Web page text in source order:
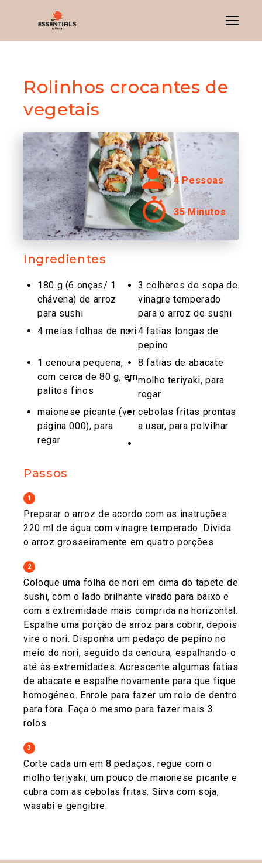
Menu
Rolinhos crocantes de
vegetais
4 Pessoas
35 Minutos
Ingredientes
180 g (6 onças/ 1
chávena) de arroz
para sushi
3 colheres de sopa de
vinagre temperado
para o arroz de sushi
4 meias folhas de nori4 fatias longas de
pepino
1 cenoura pequena,
com cerca de 80 g, em
palitos finos
8 fatias de abacate
molho teriyaki, para
regar
maionese picante (ver
página 000), para
regar
cebolas fritas prontas
a usar, para polvilhar
Passos
1
Preparar o arroz de acordo com as instruções
220 ml de água com vinagre temperado. Divida
o arroz grosseiramente em quatro porções.
2
Coloque uma folha de nori em cima do tapete de
sushi, com o lado brilhante virado para baixo e
com a extremidade mais comprida na horizontal.
Espalhe uma porção de arroz para cobrir, depois
vire o nori. Disponha um pedaço de pepino no
meio do nori, seguido da cenoura, espalhando-o
até às extremidades. Acrescente algumas fatias
de abacate e espalhe novamente para que fique
homogéneo. Enrole para fazer um rolo de dentro
para fora. Faça o mesmo para fazer mais 3
rolos.
3
Corte cada um em 8 pedaços, regue com o
molho teriyaki, um pouco de maionese picante e
cubra com as cebolas fritas. Sirva com soja,
wasabi e gengibre.